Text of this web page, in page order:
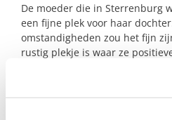
De moeder die in Sterrenburg
een fijne plek voor haar
omstandigheden zou het fijn
rustig plekje is waar ze
manier wordt de moeder wat